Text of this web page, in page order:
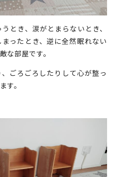
とき、涙がとまらないとき、
ったとき、逆に全然眠れない
な部屋です。
ごろごろしたりして心が整っ
す。